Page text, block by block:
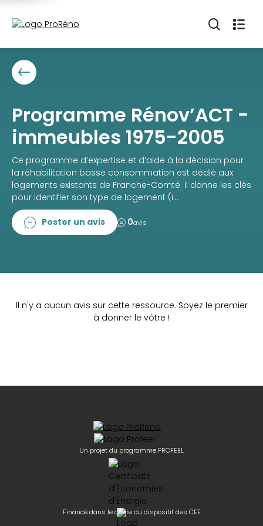
Programme Rénov’ACT -
immeubles 1975-2005
Ce programme d’expertise et d’aide à la décision pour
la réhabilitation basse consommation est dédié aux
logements existants de Franche-Comté. Il donne les clés
pour identifier son type de logement (i...
Poster un avis 0avis
Il n'y a aucun avis sur cette ressource. Soyez le premier
à donner le vôtre !
Un projet du programme PROFEEL
Financé dans le cadre du dispositif des CEE